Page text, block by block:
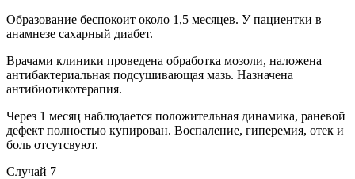
Образование беспокоит около 1,5 месяцев. У пациентки в
анамнезе сахарный диабет.
Врачами клиники проведена обработка мозоли, наложена
антибактериальная подсушивающая мазь. Назначена
антибиотикотерапия.
Через 1 месяц наблюдается положительная динамика, раневой
дефект полностью купирован. Воспаление, гиперемия, отек и
боль отсутсвуют.
Случай 7